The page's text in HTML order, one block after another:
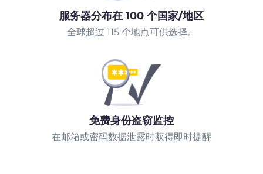
服务器分布在 100 个国家/地区
全球超过 115 个地点可供选择。
免费身份盗窃监控
在邮箱或密码数据泄露时获得即时提醒